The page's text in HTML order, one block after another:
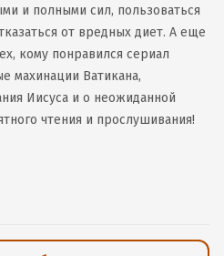
и полными сил, пользоваться
от вредных диет. А еще
кому понравился сериал
махинации Ватикана,
Иисуса и о неожиданной
чтения и прослушивания!